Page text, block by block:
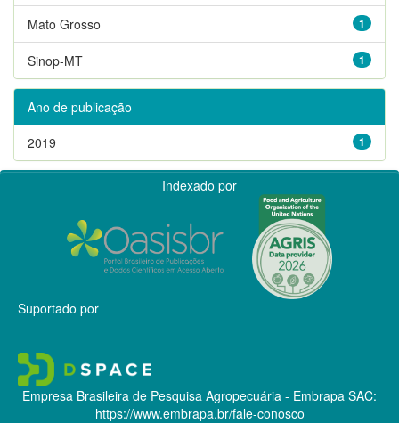
1
Mato Grosso
1
Sinop-MT
Ano de publicação
1
2019
Indexado por
Suportado por
Empresa Brasileira de Pesquisa Agropecuária - Embrapa SAC:
https://www.embrapa.br/fale-conosco